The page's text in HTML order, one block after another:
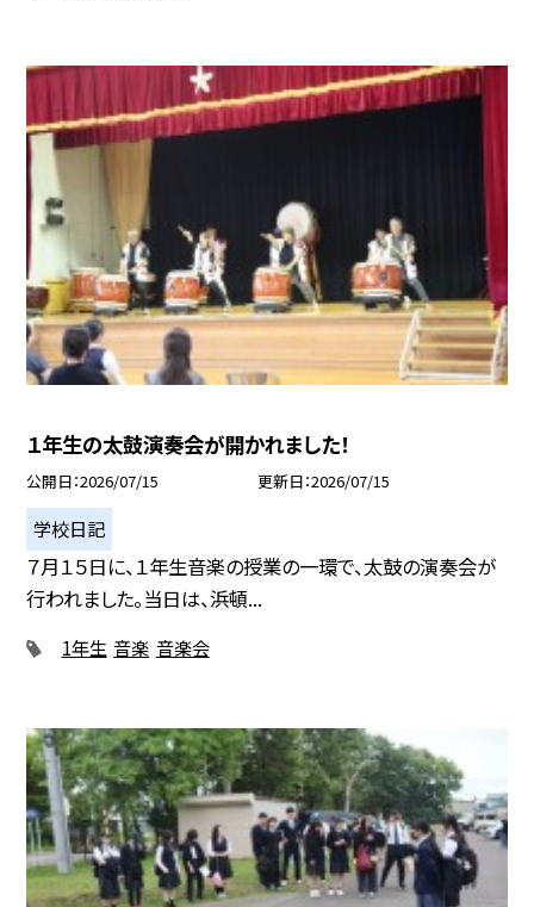
１年生の太鼓演奏会が開かれました！
公開日 2026/07/15 更新日 2026/07/15
学校日記
７月１５日に、１年生音楽の授業の一環で、太鼓の演奏会が
行われました。当日は、浜頓...
1年生 音楽 音楽会